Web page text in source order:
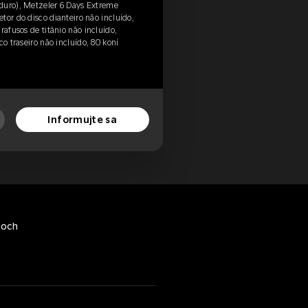
Metzeler 6 Days Extreme
do disco dianteiro não incluído,
de titânio não incluído,
traseiro não incluído, 80 koní
Informujte sa